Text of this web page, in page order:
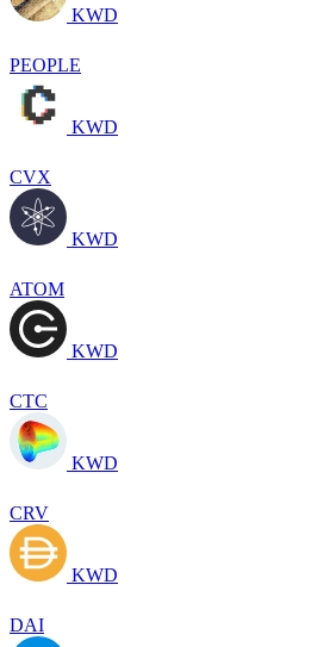
KWD
PEOPLE
KWD
CVX
KWD
ATOM
KWD
CTC
KWD
CRV
KWD
DAI